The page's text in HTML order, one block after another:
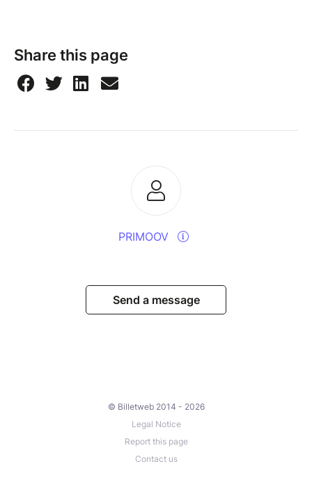
Share this page
PRIMOOV
Send a message
© Billetweb 2014 - 2026
Legal Notice
Report this page
Contact us